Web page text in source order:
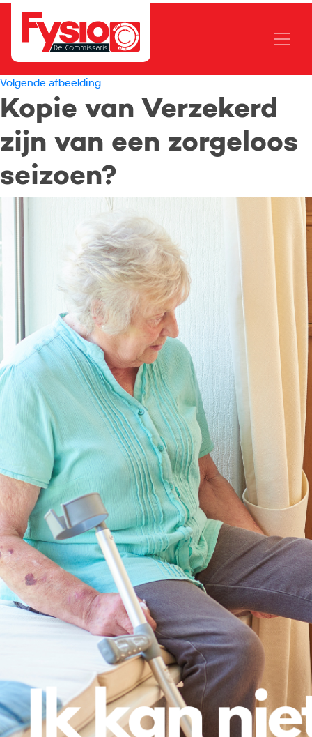
Volgende afbeelding
Kopie van Verzekerd
zijn van een zorgeloos
seizoen?